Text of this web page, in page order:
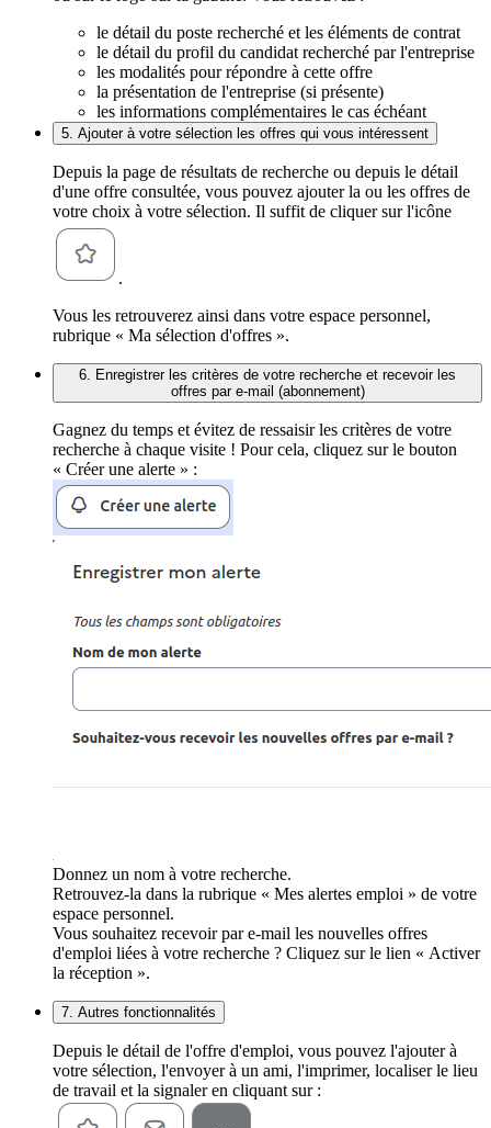
le détail du poste recherché et les éléments de contrat
le détail du profil du candidat recherché par l'entreprise
les modalités pour répondre à cette offre
la présentation de l'entreprise (si présente)
les informations complémentaires le cas échéant
5. Ajouter à votre sélection les offres qui vous intéressent
Depuis la page de résultats de recherche ou depuis le détail
d'une offre consultée, vous pouvez ajouter la ou les offres de
votre choix à votre sélection. Il suffit de cliquer sur l'icône
.
Vous les retrouverez ainsi dans votre espace personnel,
rubrique « Ma sélection d'offres ».
6. Enregistrer les critères de votre recherche et recevoir les
offres par e-mail (abonnement)
Gagnez du temps et évitez de ressaisir les critères de votre
recherche à chaque visite ! Pour cela, cliquez sur le bouton
« Créer une alerte » :
Donnez un nom à votre recherche.
Retrouvez-la dans la rubrique « Mes alertes emploi » de votre
espace personnel.
Vous souhaitez recevoir par e-mail les nouvelles offres
d'emploi liées à votre recherche ? Cliquez sur le lien « Activer
la réception ».
7. Autres fonctionnalités
Depuis le détail de l'offre d'emploi, vous pouvez l'ajouter à
votre sélection, l'envoyer à un ami, l'imprimer, localiser le lieu
de travail et la signaler en cliquant sur :